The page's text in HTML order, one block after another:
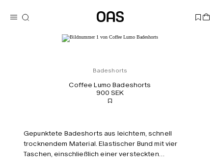
Badeshorts
Coffee Lumo Badeshorts
900 SEK
Gepunktete Badeshorts aus leichtem, schnell
trocknendem Material. Elastischer Bund mit vier
Taschen, einschließlich einer versteckten